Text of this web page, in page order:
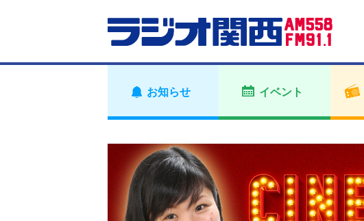
お知らせ イベント